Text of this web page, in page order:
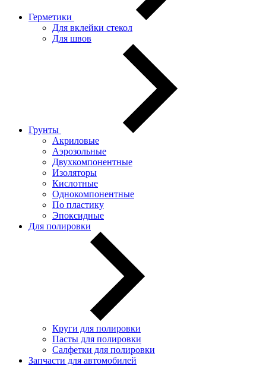
Герметики
Для вклейки стекол
Для швов
Грунты
Акриловые
Аэрозольные
Двухкомпонентные
Изоляторы
Кислотные
Однокомпонентные
По пластику
Эпоксидные
Для полировки
Круги для полировки
Пасты для полировки
Салфетки для полировки
Запчасти для автомобилей